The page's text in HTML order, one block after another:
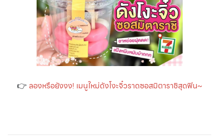
👉 ลองหรือยังงง! เมนูใหม่ดังโงะจิ๋วราดซอสมิตาราชิสุดฟิน~